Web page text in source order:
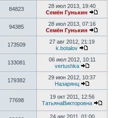
84823
28 июл 2013, 19:40
Семён Гунькин
94385
28 июл 2013, 07:16
Семён Гунькин
173509
27 авг 2012, 21:19
k.botalov
133081
06 июл 2012, 10:11
vertushka
179382
29 июн 2012, 10:37
Назарянц
77698
19 окт 2011, 12:56
ТатьянаВикторовна
24 авг 2011, 01:00